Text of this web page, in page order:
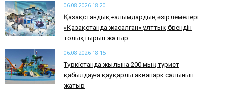
06.08.2026 18:20
Қазақстандық ғалымдардың әзірлемелері
«Қазақстанда жасалған» ұлттық брендін
толықтырып жатыр
06.08.2026 18:15
Түркістанда жылына 200 мың турист
қабылдауға қауқарлы аквапарк салынып
жатыр